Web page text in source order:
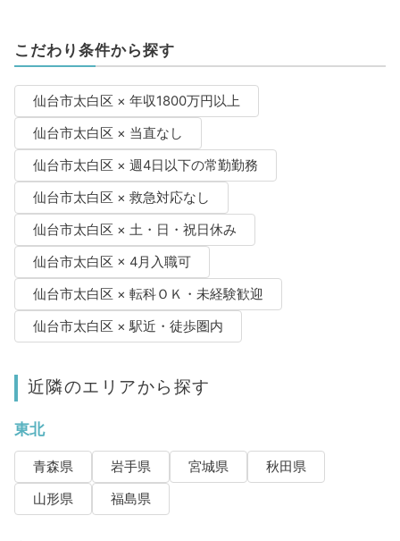
こだわり条件から探す
仙台市太白区 × 年収1800万円以上
仙台市太白区 × 当直なし
仙台市太白区 × 週4日以下の常勤勤務
仙台市太白区 × 救急対応なし
仙台市太白区 × 土・日・祝日休み
仙台市太白区 × 4月入職可
仙台市太白区 × 転科ＯＫ・未経験歓迎
仙台市太白区 × 駅近・徒歩圏内
近隣のエリアから探す
東北
青森県 岩手県 宮城県
秋田県
山形県
福島県